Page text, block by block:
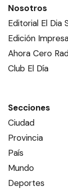
Nosotros
Editorial El Dia
Edición
Ahora Cero
Club El Día
Secciones
Ciudad
Provincia
País
Mundo
Deportes